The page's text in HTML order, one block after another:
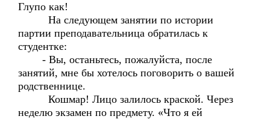
Глупо как!
На следующем занятии по истории
партии преподавательница обратилась к
студентке:
- Вы, останьтесь, пожалуйста, после
занятий, мне бы хотелось поговорить о вашей
родственнице.
Кошмар! Лицо залилось краской. Через
неделю экзамен по предмету. «Что я ей